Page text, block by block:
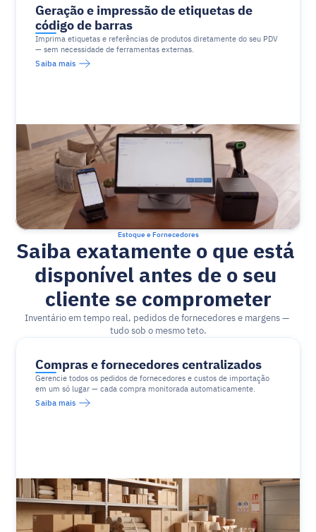
Geração e impressão de etiquetas de
código de barras
Imprima etiquetas e referências de produtos diretamente do seu PDV
— sem necessidade de ferramentas externas.
Saiba mais
Estoque e Fornecedores
Saiba exatamente o que está
disponível antes de o seu
cliente se comprometer
Inventário em tempo real, pedidos de fornecedores e margens —
tudo sob o mesmo teto.
Compras e fornecedores centralizados
Gerencie todos os pedidos de fornecedores e custos de importação
em um só lugar — cada compra monitorada automaticamente.
Saiba mais